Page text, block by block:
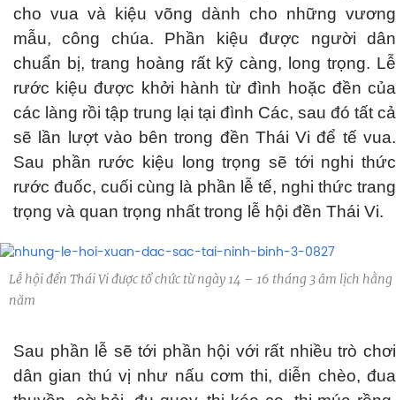
cho vua và kiệu võng dành cho những vương
mẫu, công chúa. Phần kiệu được người dân
chuẩn bị, trang hoàng rất kỹ càng, long trọng. Lễ
rước kiệu được khởi hành từ đình hoặc đền của
các làng rồi tập trung lại tại đình Các, sau đó tất cả
sẽ lần lượt vào bên trong đền Thái Vi để tế vua.
Sau phần rước kiệu long trọng sẽ tới nghi thức
rước đuốc, cuối cùng là phần lễ tế, nghi thức trang
trọng và quan trọng nhất trong lễ hội đền Thái Vi.
Lễ hội đền Thái Vi được tổ chức từ ngày 14 – 16 tháng 3 âm lịch hằng
năm
Sau phần lễ sẽ tới phần hội với rất nhiều trò chơi
dân gian thú vị như nấu cơm thi, diễn chèo, đua